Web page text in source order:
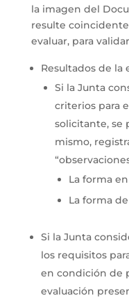
la imagen del
resulte
evaluar, para
Resultados de la
Si la Junta
criterios para
solicitante, se
mismo,
La forma
La forma
Si la Junta
los requisitos
en condición de
evaluación